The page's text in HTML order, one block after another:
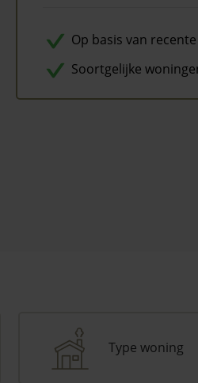
Op basis van
Soortgelijke
Type woning